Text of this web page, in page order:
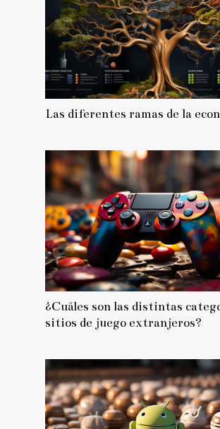
Las diferentes ramas de la
¿Cuáles son las distintas
sitios de juego extranjeros?